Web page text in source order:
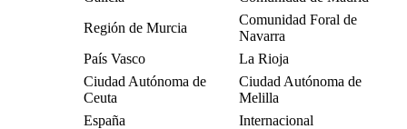
Región de Murcia
Comunidad Foral de
Navarra
País Vasco
La Rioja
Ciudad Autónoma de
Ceuta
Ciudad Autónoma de
Melilla
España
Internacional